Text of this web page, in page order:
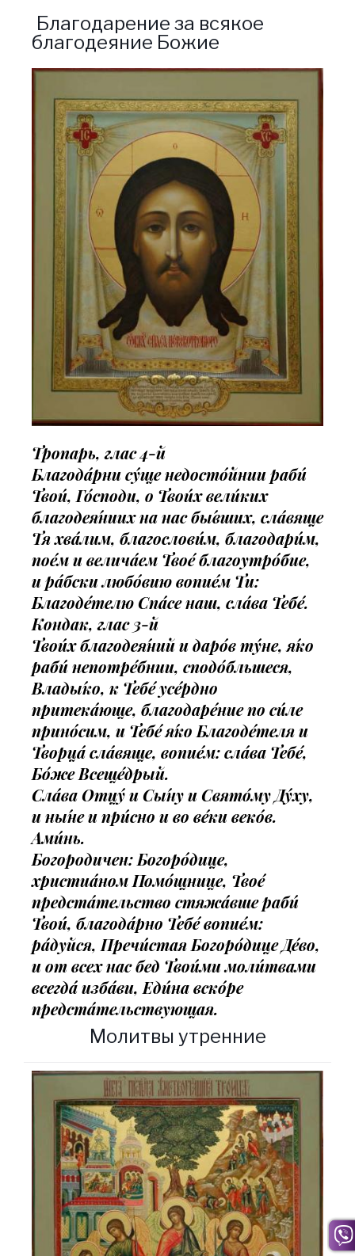
Благодарение за всякое
благодеяние Божие
Тропарь, глас 4-й
Благода́рни су́ще недосто́йнии раби́
Твои́, Го́споди, о Твои́х вели́ких
благодея́ниих на нас бы́вших, сла́вяще
Тя хва́лим, благослови́м, благодари́м,
пое́м и велича́ем Твое́ благоутро́бие,
и ра́бски любо́вию вопие́м Ти:
Благоде́телю Спа́се наш, сла́ва Тебе́.
Кондак, глас 3-й
Твои́х благодея́ний и даро́в ту́не, я́ко
раби́ непотре́бнии, сподо́бльшеся,
Влады́ко, к Тебе́ усе́рдно
притека́юще, благодаре́ние по си́ле
прино́сим, и Тебе́ я́ко Благоде́теля и
Творца́ сла́вяще, вопие́м: сла́ва Тебе́,
Бо́же Всеще́дрый.
Сла́ва Отцу́ и Сы́ну и Свято́му Ду́ху,
и ны́не и при́сно и во ве́ки веко́в.
Ами́нь.
Богородичен: Богоро́дице,
христиа́ном Помо́щнице, Твое́
предста́тельство стяжа́вше раби́
Твои́, благода́рно Тебе́ вопие́м:
ра́дуйся, Пречи́стая Богоро́дице Де́во,
и от всех нас бед Твои́ми моли́твами
всегда́ изба́ви, Еди́на вско́ре
предста́тельствующая.
Молитвы утренние